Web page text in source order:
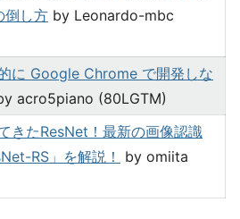
倒し方 by Leonardo-mbc
に Google Chrome で開発しな
acro5piano (80LGTM)
きたResNet！最新の画像認識
RS」を解説！
by omiita